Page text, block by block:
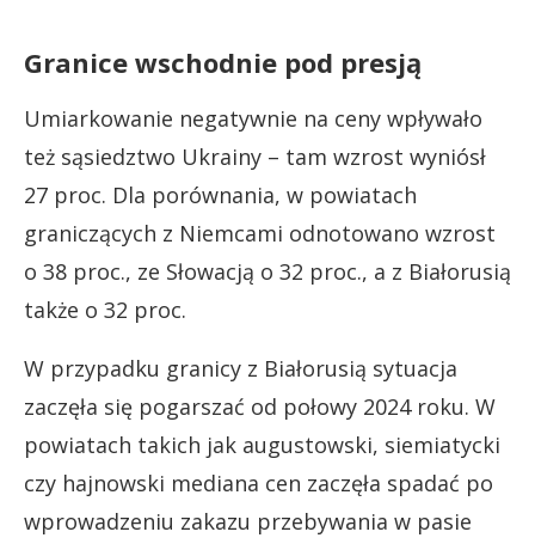
Granice wschodnie pod presją
Umiarkowanie negatywnie na ceny wpływało
też sąsiedztwo Ukrainy – tam wzrost wyniósł
27 proc. Dla porównania, w powiatach
graniczących z Niemcami odnotowano wzrost
o 38 proc., ze Słowacją o 32 proc., a z Białorusią
także o 32 proc.
W przypadku granicy z Białorusią sytuacja
zaczęła się pogarszać od połowy 2024 roku. W
powiatach takich jak augustowski, siemiatycki
czy hajnowski mediana cen zaczęła spadać po
wprowadzeniu zakazu przebywania w pasie